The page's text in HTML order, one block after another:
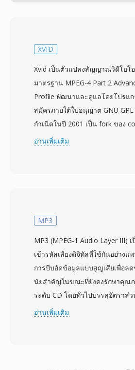
XVID
Xvid เป็นตัวแปลงสัญญาณวิดีโอโ
มาตรฐาน MPEG-4 Part 2
Profile พัฒนาและดูแลโดยโปรแก
สมัครภายใต้ใบอนุญาต GNU
กำเนิดในปี 2001 เป็น fork ของ
OpenDivX หลังจาก DivX, Inc. ปิด
เทียบเท่าหรือบางครั้งเหนือกว่าโด
บีบอัดวิดีโอเต็มเรื่องให้เป็นไฟล์ขน
ทึ่งในขณะที่รักษาคุณภาพภาพที่ดี โ
ต่างๆ เช่น adaptive
motion compensation, global แ
estimation และ custom
วิดีโอที่เข้ารหัสด้วย Xvid มักจัดเก็บ
อ่านเพิ่มเติม
MP3
MP3 (MPEG-1 Audio Layer III)
เข้ารหัสเสียงดิจิทัลที่ใช้กันอย่างแ
การบีบอัดข้อมูลแบบสูญเสียเพื่อล
นัยสำคัญในขณะที่ยังคงรักษาคุณภ
ระดับ CD โดยทั่วไปบรรลุอัตราส่
พัฒนาโดย Fraunhofer Society ร่
อ่านเพิ่มเติม